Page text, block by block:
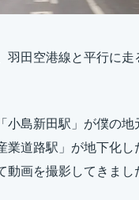
羽田空港線と平行に走
小島新田駅」が僕の
業道路駅」が地下化し
動画を撮影してきまし